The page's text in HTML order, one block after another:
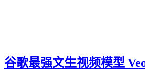
谷歌最强文生视频模型